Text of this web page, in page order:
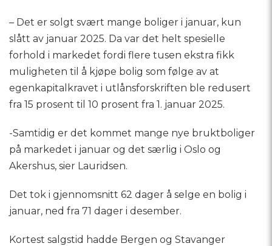
– Det er solgt svært mange boliger i januar, kun
slått av januar 2025. Da var det helt spesielle
forhold i markedet fordi flere tusen ekstra fikk
muligheten til å kjøpe bolig som følge av at
egenkapitalkravet i utlånsforskriften ble redusert
fra 15 prosent til 10 prosent fra 1. januar 2025.
-Samtidig er det kommet mange nye bruktboliger
på markedet i januar og det særlig i Oslo og
Akershus, sier Lauridsen.
Det tok i gjennomsnitt 62 dager å selge en bolig i
januar, ned fra 71 dager i desember.
Kortest salgstid hadde Bergen og Stavanger